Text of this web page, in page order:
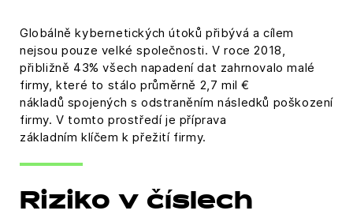
Globálně kybernetických útoků přibývá a cílem
nejsou pouze velké společnosti. V roce 2018,
přibližně 43% všech napadení dat zahrnovalo malé
firmy, které to stálo průměrně 2,7 mil €
nákladů spojených s odstraněním následků poškození
firmy. V tomto prostředí je příprava
základním klíčem k přežití firmy.
Riziko v číslech